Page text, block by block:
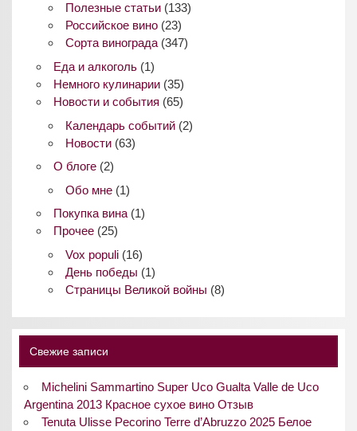
Полезные статьи(133)
Российское вино(23)
Сорта винограда(347)
Еда и алкоголь(1)
Немного кулинарии(35)
Новости и события (65)
Календарь событий(2)
Новости(63)
О блоге(2)
Обо мне(1)
Покупка вина(1)
Прочее(25)
Vox populi(16)
День победы (1)
Страницы Великой войны (8)
Свежие записи
Michelini Sammartino Super Uco Gualta Valle de Uco
Argentina 2013 Красное сухое вино Отзыв
Tenuta Ulisse Pecorino Terre d’Abruzzo 2025 Белое